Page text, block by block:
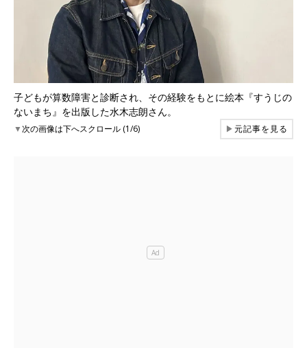
子どもが算数障害と診断され、その経験をもとに絵本『すうじの
ないまち』を出版した水木志朗さん。
▼次の画像は下へスクロール (1/6) ▶元記事を見る